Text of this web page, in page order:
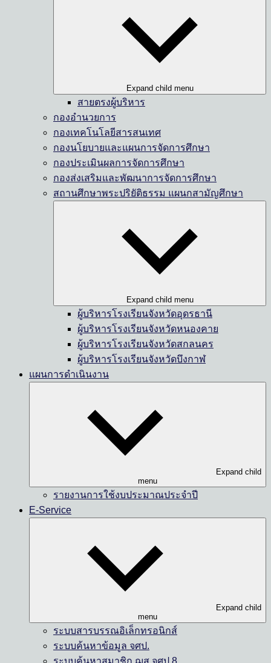
Expand child menu
สายตรงผู้บริหาร
กองอำนวยการ
กองเทคโนโลยีสารสนเทศ
กองนโยบายและแผนการจัดการศึกษา
กองประเมินผลการจัดการศึกษา
กองส่งเสริมและพัฒนาการจัดการศึกษา
สถานศึกษาพระปริยัติธรรม แผนกสามัญศึกษา
Expand child menu
ผู้บริหารโรงเรียนจังหวัดอุดรธานี
ผู้บริหารโรงเรียนจังหวัดหนองคาย
ผู้บริหารโรงเรียนจังหวัดสกลนคร
ผู้บริหารโรงเรียนจังหวัดบึงกาฬ
แผนการดำเนินงาน
Expand child
menu
รายงานการใช้งบประมาณประจำปี
E-Service
Expand child
menu
ระบบสารบรรณอิเล็กทรอนิกส์
ระบบค้นหาข้อมูล จศป.
ระบบค้นหาสมาชิก ฌส.จศป.8